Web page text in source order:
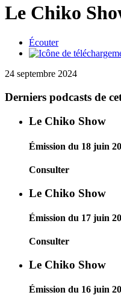
Le Chiko
Écouter
24 septembre 2024
Derniers podcasts de
Le Chiko Show
Émission du 18 juin
Consulter
Le Chiko Show
Émission du 17 juin
Consulter
Le Chiko Show
Émission du 16 juin